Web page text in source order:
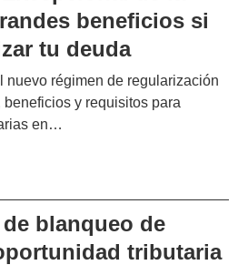
beneficios si
tu deuda
nuevo régimen de regularización
y requisitos para
en…
blanqueo de
tributaria